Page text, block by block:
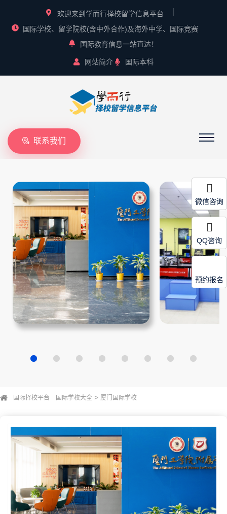
欢迎来到学而行择校留学信息平台
国际学校、留学院校(含中外合作)及海外中学、国际竞赛
国际教育信息一站直达！
网站简介 国际本科
联系我们
国际择校平台 国际学校大全 > 厦门国际学校
微信咨询
QQ咨询
预约报名